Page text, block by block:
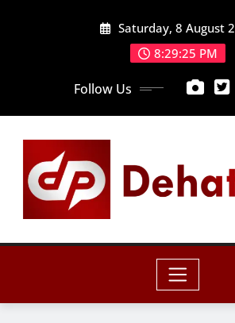
Saturday, 8 August
8:29:26 PM
Follow Us